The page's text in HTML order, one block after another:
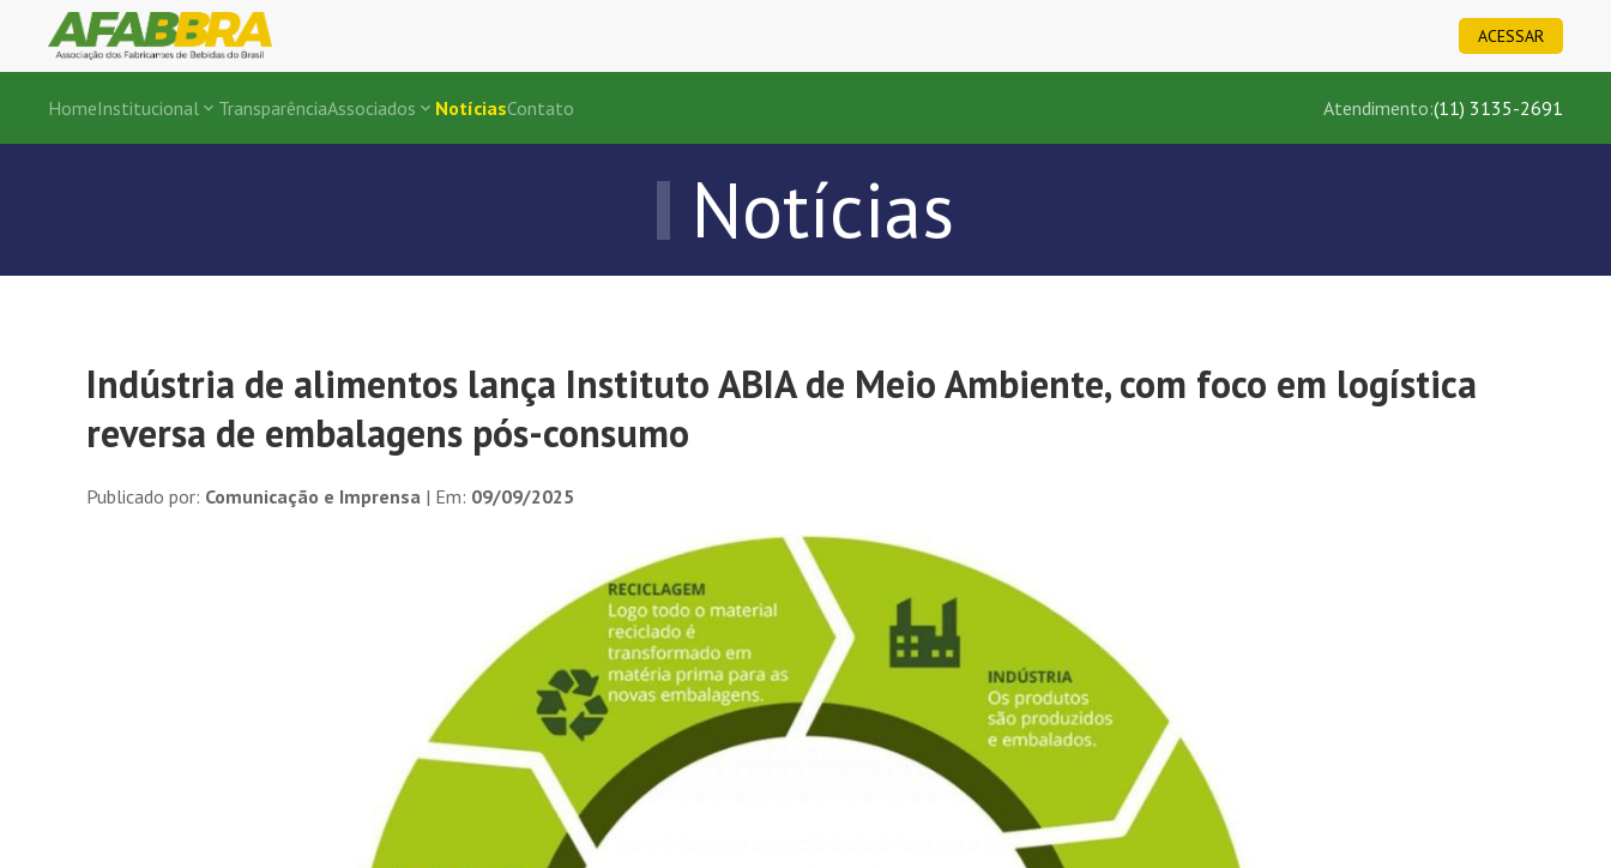
ACESSAR
HomeInstitucional TransparênciaAssociados NotíciasContato Atendimento:(11) 3135-2691
Notícias
Indústria de alimentos lança Instituto ABIA de Meio Ambiente, com foco em logística
reversa de embalagens pós-consumo
Publicado por: Comunicação e Imprensa | Em: 09/09/2025